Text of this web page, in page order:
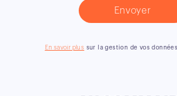
En savoir plus sur la gestion de vos